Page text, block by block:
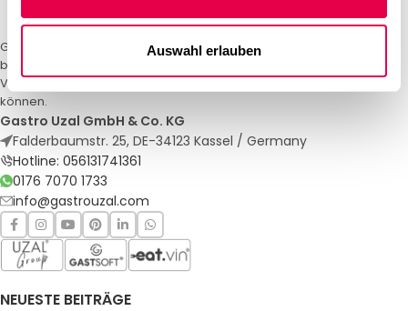
Auswahl erlauben
Gastro Uzal – Ihr Spezialist für Gastronomiemöbel und -textilien. Wir
bieten maßgeschneiderte Lösungen für Restaurants, Hotels und
Veranstaltungen. Qualität und Service, auf die Sie sich verlassen
können.
Gastro Uzal GmbH & Co. KG
Falderbaumstr. 25, DE-34123 Kassel / Germany
Hotline: 056131741361
0176 7070 1733
info@gastrouzal.com
NEUESTE BEITRÄGE